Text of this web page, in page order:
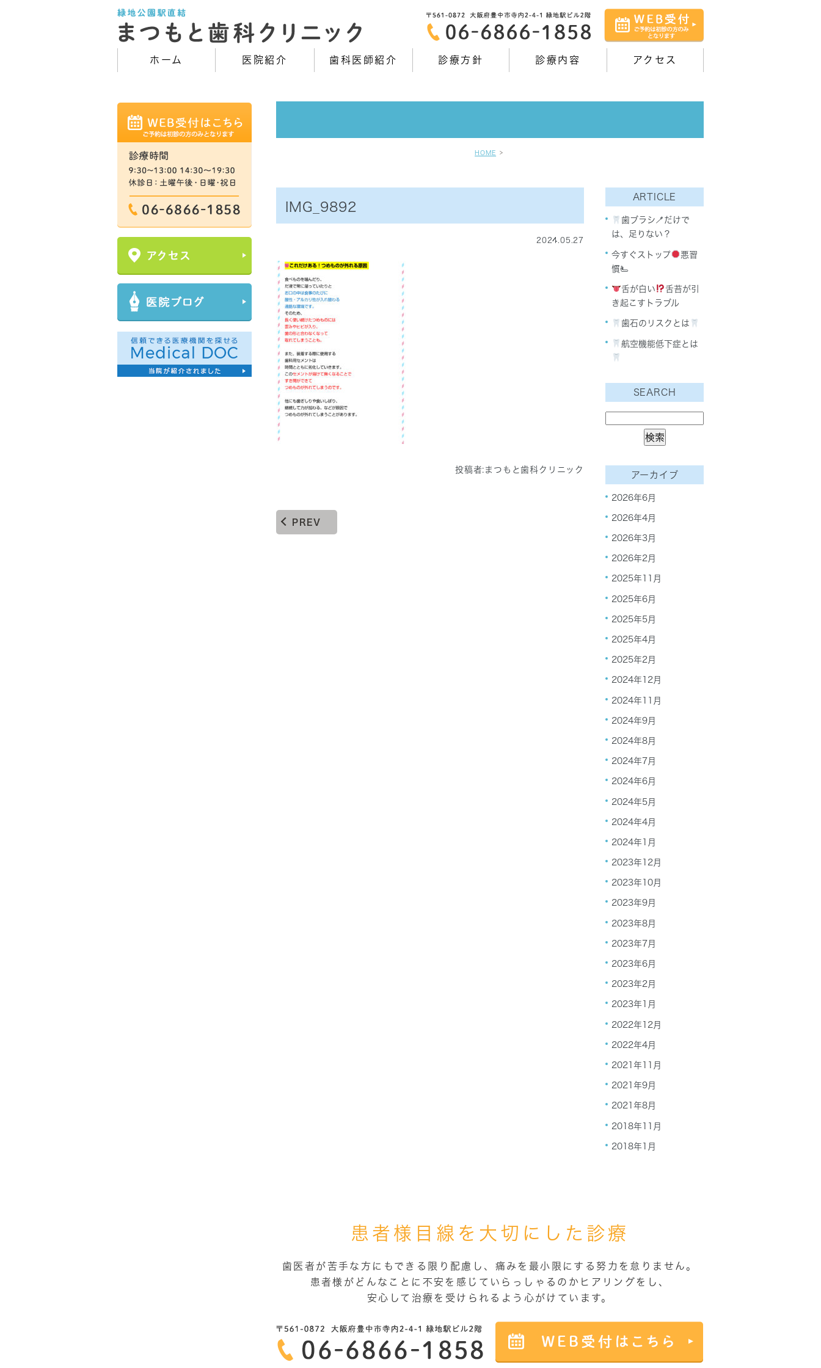
ホーム 医院紹介 歯科医師紹介 診療方針 診療内容 アクセス
HOME
IMG_9892
2024.05.27
投稿者: まつもと歯科クリニック
PREV
ARTICLE
歯ブラシ🪥だけで
は、足りない？
今すぐストップ
悪習
慣🫷
舌が白い
舌苔が引
き起こすトラブル
歯石のリスクとは
航空機能低下症とは
SEARCH
アーカイブ
2026年6月
2026年4月
2026年3月
2026年2月
2025年11月
2025年6月
2025年5月
2025年4月
2025年2月
2024年12月
2024年11月
2024年9月
2024年8月
2024年7月
2024年6月
2024年5月
2024年4月
2024年1月
2023年12月
2023年10月
2023年9月
2023年8月
2023年7月
2023年6月
2023年2月
2023年1月
2022年12月
2022年4月
2021年11月
2021年9月
2021年8月
2018年11月
2018年1月
患者様目線を大切にした診療
歯医者が苦手な方にもできる限り配慮し、痛みを最小限にする努力を怠りません。
患者様がどんなことに不安を感じていらっしゃるのかヒアリングをし、
安心して治療を受けられるよう心がけています。